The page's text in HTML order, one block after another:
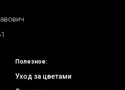
Полезное:
Уход за цветами